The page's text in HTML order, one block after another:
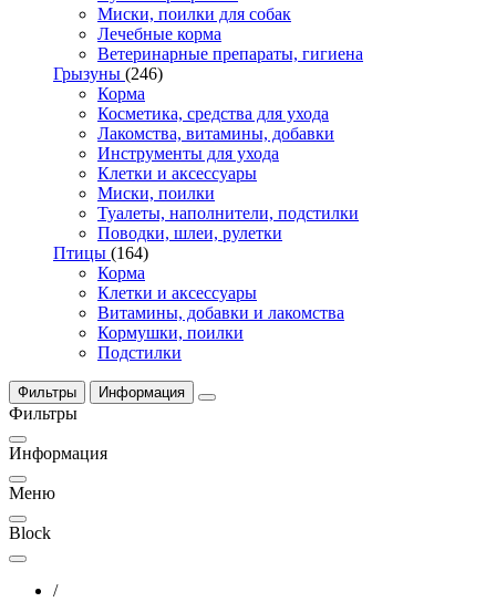
Миски, поилки для собак
Лечебные корма
Ветеринарные препараты, гигиена
Грызуны (246)
Корма
Косметика, средства для ухода
Лакомства, витамины, добавки
Инструменты для ухода
Клетки и аксессуары
Миски, поилки
Туалеты, наполнители, подстилки
Поводки, шлеи, рулетки
Птицы (164)
Корма
Клетки и аксессуары
Витамины, добавки и лакомства
Кормушки, поилки
Подстилки
Фильтры Информация
Фильтры
Информация
Меню
Block
/